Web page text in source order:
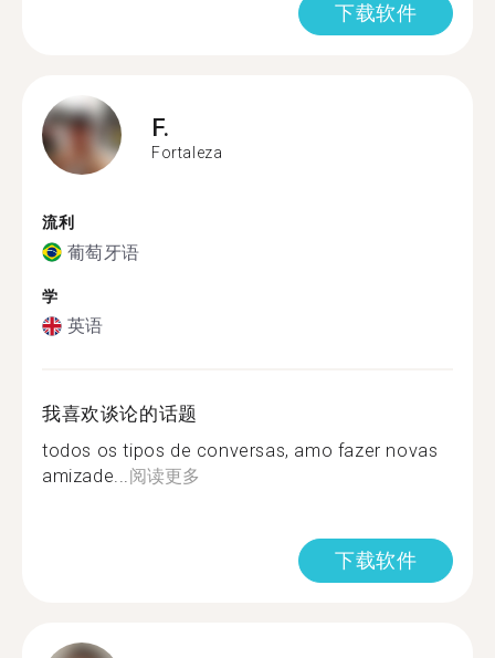
下载软件
F.
Fortaleza
流利
葡萄牙语
学
英语
我喜欢谈论的话题
todos os tipos de conversas, amo fazer novas
amizade...阅读更多
下载软件